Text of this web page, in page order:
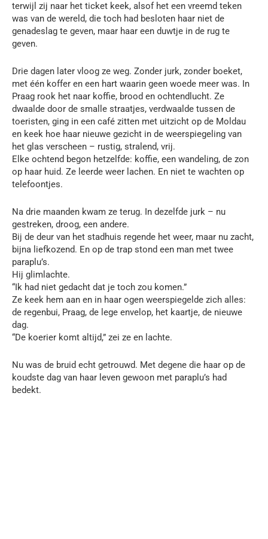
terwijl zij naar het ticket keek, alsof het een vreemd teken
was van de wereld, die toch had besloten haar niet de
genadeslag te geven, maar haar een duwtje in de rug te
geven.
Drie dagen later vloog ze weg. Zonder jurk, zonder boeket,
met één koffer en een hart waarin geen woede meer was. In
Praag rook het naar koffie, brood en ochtendlucht. Ze
dwaalde door de smalle straatjes, verdwaalde tussen de
toeristen, ging in een café zitten met uitzicht op de Moldau
en keek hoe haar nieuwe gezicht in de weerspiegeling van
het glas verscheen – rustig, stralend, vrij.
Elke ochtend begon hetzelfde: koffie, een wandeling, de zon
op haar huid. Ze leerde weer lachen. En niet te wachten op
telefoontjes.
Na drie maanden kwam ze terug. In dezelfde jurk – nu
gestreken, droog, een andere.
Bij de deur van het stadhuis regende het weer, maar nu zacht,
bijna liefkozend. En op de trap stond een man met twee
paraplu’s.
Hij glimlachte.
“Ik had niet gedacht dat je toch zou komen.”
Ze keek hem aan en in haar ogen weerspiegelde zich alles:
de regenbui, Praag, de lege envelop, het kaartje, de nieuwe
dag.
“De koerier komt altijd,” zei ze en lachte.
Nu was de bruid echt getrouwd. Met degene die haar op de
koudste dag van haar leven gewoon met paraplu’s had
bedekt.